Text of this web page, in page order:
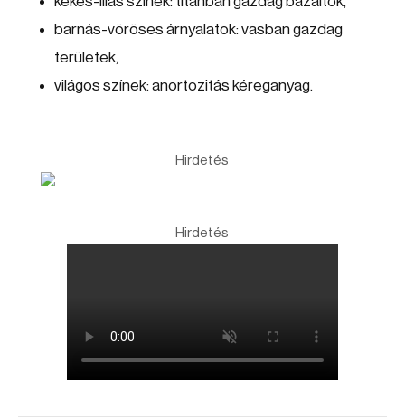
barnás-vöröses árnyalatok: vasban gazdag
területek,
világos színek: anortozitás kéreganyag.
Hirdetés
Hirdetés